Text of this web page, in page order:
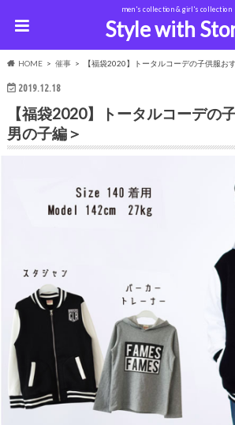
men's collection & girl's collection
Style with
HOME 催事 【福袋2020】トータルコーデの子供服お
2019.12.18
【福袋2020】トータルコーデの
男の子編＞